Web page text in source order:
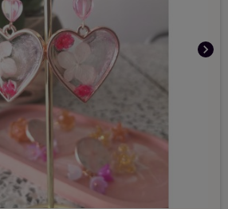
chevron_right